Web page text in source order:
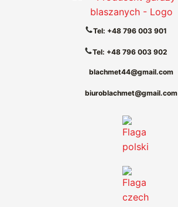
Tel: +48 796 003 901
Tel: +48 796 003 902
blachmet44@gmail.com
biuroblachmet@gmail.com